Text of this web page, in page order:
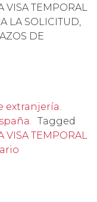
VISA TEMPORAL
LA SOLICITUD,
DE
extranjería.
Tagged
VISA TEMPORAL